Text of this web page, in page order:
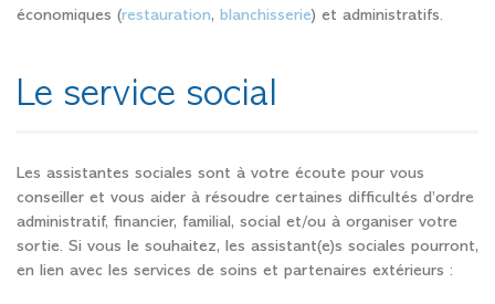
économiques (restauration, blanchisserie) et administratifs.
Le service social
Les assistantes sociales sont à votre écoute pour vous
conseiller et vous aider à résoudre certaines difficultés d’ordre
administratif, financier, familial, social et/ou à organiser votre
sortie. Si vous le souhaitez, les assistant(e)s sociales pourront,
en lien avec les services de soins et partenaires extérieurs :